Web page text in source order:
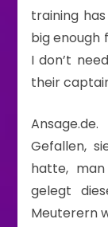
training
big enough
I don’t
their
Gefallen,
hatte,
gelegt
Meuterern